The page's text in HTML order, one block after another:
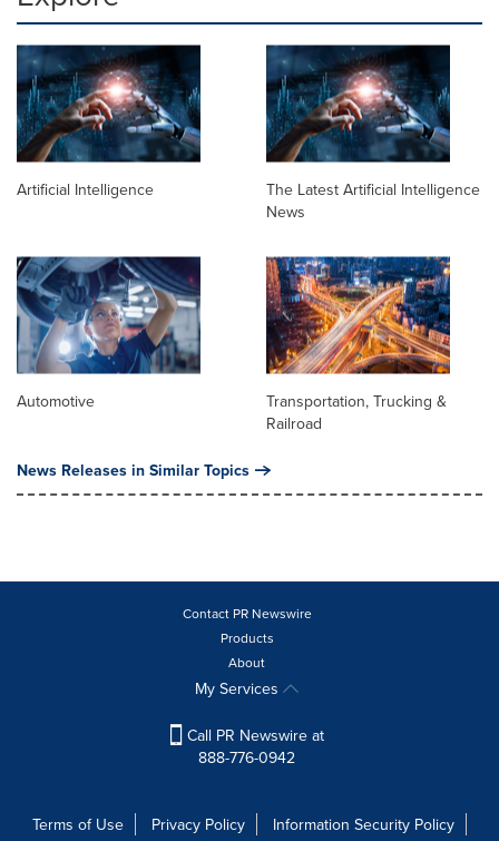
Artificial Intelligence
The Latest Artificial Intelligence
News
Automotive
Transportation, Trucking &
Railroad
News Releases in Similar Topics
Contact PR Newswire
Products
About
My Services
Call PR Newswire at
888-776-0942
Terms of Use Privacy Policy
Information Security Policy